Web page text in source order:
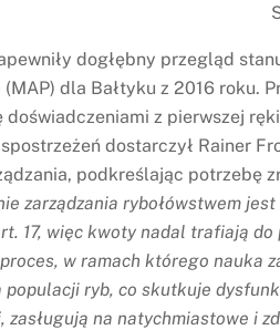
dogłębny przegląd
(MAP) dla Bałtyku z 2016 roku.
z pierwszej
dostarczył Rainer
podkreślając potrzebę
zarządzania rybołówstwem
17, więc kwoty nadal trafiają
w ramach którego nauka
populacji ryb, co skutkuje
zasługują na natychmiastowe i